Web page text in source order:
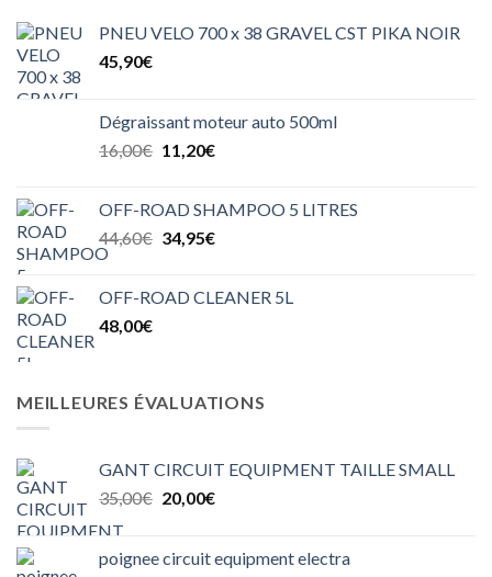
PNEU VELO 700 x 38 GRAVEL CST PIKA NOIR
45,90€
Dégraissant moteur auto 500ml
16,00€ Le
était :
16,00€.
11,20€Le
est :
11,20€.
OFF-ROAD SHAMPOO 5 LITRES
44,60€ Le
était :
34,95€Le
est :
OFF-ROAD CLEANER 5L
48,00€
MEILLEURES ÉVALUATIONS
GANT CIRCUIT EQUIPMENT TAILLE SMALL
35,00€ Le
était :
20,00€Le
est :
poignee circuit equipment electra